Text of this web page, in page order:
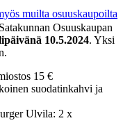
muilta osuuskaupoilta
Osuuskaupan
10.5.2024. Yksi
15 €
suodatinkahvi ja
Ulvila: 2 x